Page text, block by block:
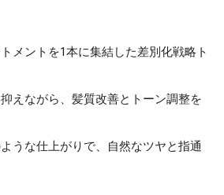
メントを1本に集結した差別化戦略ト
えながら、髪質改善とトーン調整を
うな仕上がりで、自然なツヤと指通